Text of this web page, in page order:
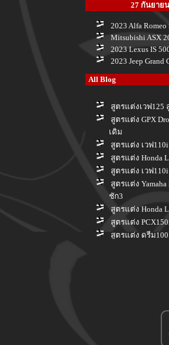
27 กันยาย
2023 Alfa Romeo
Mitsubishi ASX
2023 Lexus IS
2023 Jeep Grand
All Blog
สูตรแต่งเวฟ125
สูตรแต่ง GPX
เดิม
สูตรแต่ง เวฟ
สูตรแต่ง Honda
สูตรแต่ง เวฟ
สูตรแต่ง
ชัก3
สูตรแต่ง Honda
สูตรแต่ง
สูตรแต่ง ดรีม
สูตรแต่ง Honda